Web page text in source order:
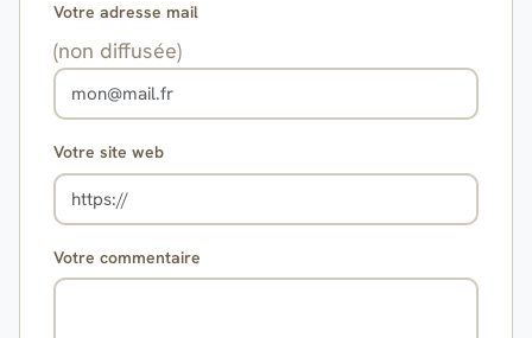
Votre adresse mail
(non diffusée)
Votre site web
Votre commentaire